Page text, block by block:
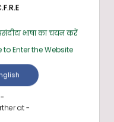
भाषा का चयन करें
Enter the Website
at -